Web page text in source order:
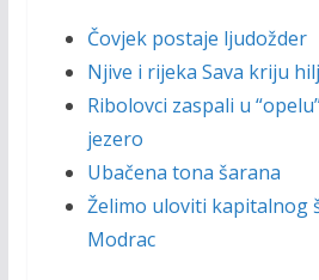
Čovjek postaje ljudožder
Njive i rijeka Sava kriju
Ribolovci zaspali u
jezero
Ubačena tona šarana
Želimo uloviti kapitalnog
Modrac